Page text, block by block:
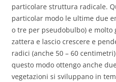
particolare struttura radicale.
particolar modo le ultime due
o tre per pseudobulbo) e molto
zattera e lascio crescere e
radici (anche 50 – 60
questo modo ottengo anche
vegetazioni si sviluppano in